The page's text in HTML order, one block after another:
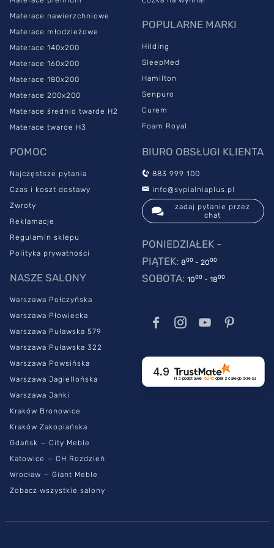
ścieraniem się farby a do tego zatrzyma bijący od niej chłód.
Jak prawidłowo dbać o łóżko
Risley?
By zachować tapicerkę w nienagannym stanie, model Risley
końcówki odkurzacza. Raz na jakiś czas, w ramach generalnych
przeznaczonego środka. Pamiętaj, by nie ustawiać Risley w
pobliżu kaloryfera lub innych źródeł ciepła. Podwyższona
Materace nawierzchniowe
Materace młodzieżowe
Materace 140x200
Materace 160x200
Materace 180x200
Materace 200x200
Materace średnio twarde H2
Materace twarde H3
POPULARNE MARKI
Hilding
SleepMed
Hamilton
Senpuro
Curem
Foam Royal
POMOC
Najczęstsze pytania
Czas i koszt dostawy
Zwroty
Reklamacje
Regulamin sklepu
Polityka prywatności
NASZE SALONY
Warszawa Połczyńska
Warszawa Płowiecka
Warszawa Puławska 579
Warszawa Puławska 322
Warszawa Powsińska
Warszawa Jagiellońska
Warszawa Janki
Kraków Bronowice
Kraków Zakopiańska
Gdańsk — City Meble
Katowice — CH Rozdzień
Wrocław — Giant Meble
Zobacz wszystkie salony
BIURO OBSŁUGI KLIENTA
883 999 100
info@sypialniaplus.pl
zadaj pytanie przez
chat
PONIEDZIAŁEK -
PIĄTEK: 800 - 2000
SOBOTA: 1000 - 1800
4.9
Na podstawie 6245opinii z całego okresu